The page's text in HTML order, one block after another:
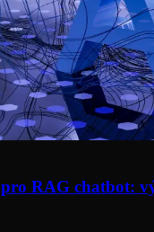
RAG chatbot: